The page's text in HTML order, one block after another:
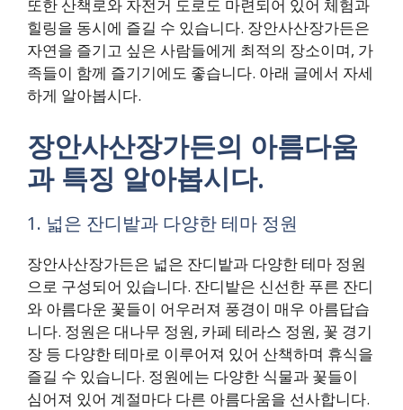
또한 산책로와 자전거 도로도 마련되어 있어 체험과
힐링을 동시에 즐길 수 있습니다. 장안사산장가든은
자연을 즐기고 싶은 사람들에게 최적의 장소이며, 가
족들이 함께 즐기기에도 좋습니다. 아래 글에서 자세
하게 알아봅시다.
장안사산장가든의 아름다움
과 특징 알아봅시다.
1. 넓은 잔디밭과 다양한 테마 정원
장안사산장가든은 넓은 잔디밭과 다양한 테마 정원
으로 구성되어 있습니다. 잔디밭은 신선한 푸른 잔디
와 아름다운 꽃들이 어우러져 풍경이 매우 아름답습
니다. 정원은 대나무 정원, 카페 테라스 정원, 꽃 경기
장 등 다양한 테마로 이루어져 있어 산책하며 휴식을
즐길 수 있습니다. 정원에는 다양한 식물과 꽃들이
심어져 있어 계절마다 다른 아름다움을 선사합니다.